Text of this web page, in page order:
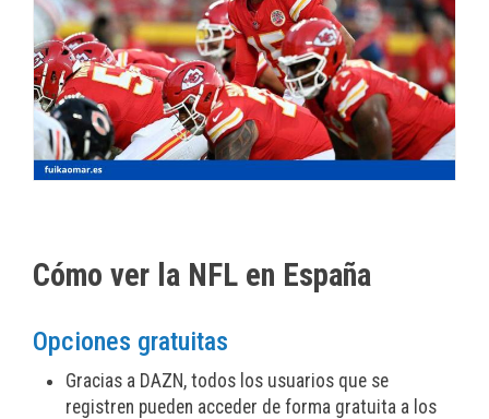
Cómo ver la NFL en España
Opciones gratuitas
Gracias a DAZN, todos los usuarios que se
registren pueden acceder de forma gratuita a los